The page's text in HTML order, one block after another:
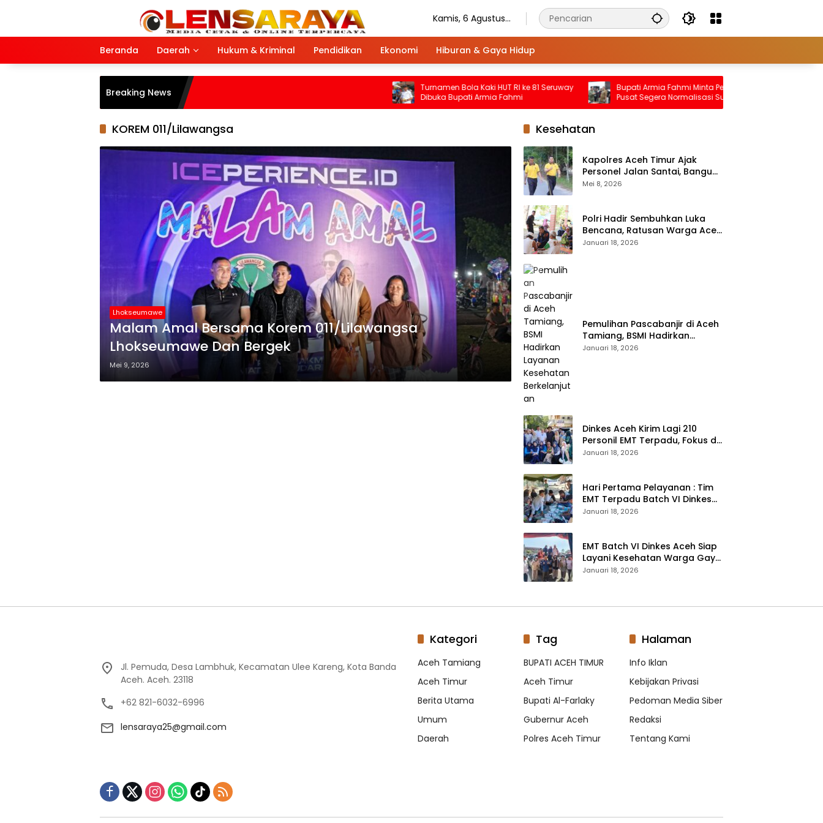
Kamis, 6 Agustus
Beranda
Daerah Hukum & Kriminal Pendidikan Ekonomi Hiburan & Gaya Hidup
Breaking News
Turnamen Bola Kaki HUT RI ke 81 Seruway
Dibuka Bupati Armia Fahmi
Bupati Armia Fahmi Minta Pemerintah
Pusat Segera Normalisasi Sungai
Tamiang, Cegah Banjir Terjadi Lagi
KOREM 011/Lilawangsa
Lhokseumawe
Malam Amal Bersama Korem 011/Lilawangsa
Lhokseumawe Dan Bergek
Mei 9, 2026
Kesehatan
Kapolres Aceh Timur Ajak
Personel Jalan Santai, Bangun
Semangat Sehat dan Solid
Mei 8, 2026
Polri Hadir Sembuhkan Luka
Bencana, Ratusan Warga Aceh
Tengah Terlayani Bakti
Januari 18, 2026
Pemulihan Pascabanjir di Aceh
Tamiang, BSMI Hadirkan
Layanan Kesehatan
Januari 18, 2026
Dinkes Aceh Kirim Lagi 210
Personil EMT Terpadu, Fokus di
Tujuh Kabupaten
Januari 18, 2026
Hari Pertama Pelayanan : Tim
EMT Terpadu Batch VI Dinkes
Aceh Jangkau Wilayah
Januari 18, 2026
EMT Batch VI Dinkes Aceh Siap
Layani Kesehatan Warga Gayo
Lues, Ini Lokasi Yang Akan
Januari 18, 2026
Jl. Pemuda, Desa Lambhuk, Kecamatan Ulee Kareng, Kota Banda
Aceh. Aceh. 23118
+62 821-6032-6996
lensaraya25@gmail.com
Kategori
Aceh Tamiang
Aceh Timur
Berita Utama
Umum
Daerah
Tag
BUPATI ACEH TIMUR
Aceh Timur
Bupati Al-Farlaky
Gubernur Aceh
Polres Aceh Timur
Halaman
Info Iklan
Kebijakan Privasi
Pedoman Media Siber
Redaksi
Tentang Kami